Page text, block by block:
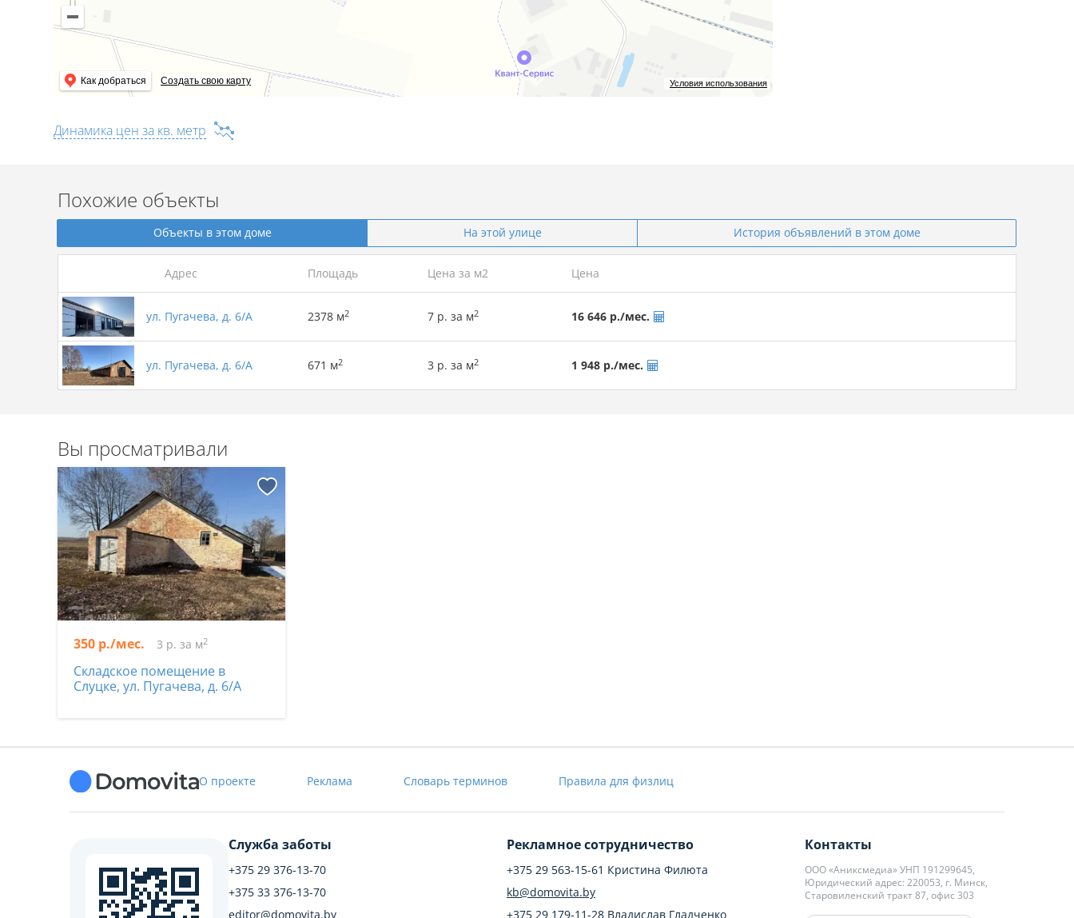
Условия использования
Как добраться Создать свою карту
Динамика цен за кв. метр
Похожие объекты
Объекты в этом доме На этой улице История объявлений в этом доме
Адрес Площадь Цена за м2 Цена
ул. Пугачева, д. 6/А 2378 м2 7 р. за м2 16 646 р./мес.
ул. Пугачева, д. 6/А 671 м2 3 р. за м2 1 948 р./мес.
Вы просматривали
350 р./мес. 3 р. за м2
Складское помещение в
Слуцке, ул. Пугачева, д. 6/А
О проекте Реклама Словарь терминов Правила для физлиц
Служба заботы
+375 29 376-13-70
+375 33 376-13-70
editor@domovita.by
Рекламное сотрудничество
+375 29 563-15-61 Кристина Филюта
kb@domovita.by
+375 29 179-11-28 Владислав Гладченко
Контакты
ООО «Аниксмедиа» УНП 191299645,
Юридический адрес: 220053, г. Минск,
Старовиленский тракт 87, офис 303